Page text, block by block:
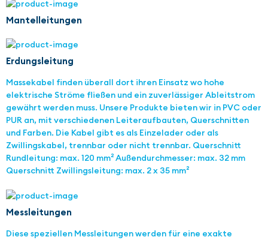
Mantelleitungen
Erdungsleitung
Massekabel finden überall dort ihren Einsatz wo hohe
elektrische Ströme fließen und ein zuverlässiger Ableitstrom
gewährt werden muss. Unsere Produkte bieten wir in PVC oder
PUR an, mit verschiedenen Leiteraufbauten, Querschnitten
und Farben. Die Kabel gibt es als Einzelader oder als
Zwillingskabel, trennbar oder nicht trennbar. Querschnitt
Rundleitung: max. 120 mm² Außendurchmesser: max. 32 mm
Querschnitt Zwillingsleitung: max. 2 x 35 mm²
Messleitungen
Diese speziellen Messleitungen werden für eine exakte